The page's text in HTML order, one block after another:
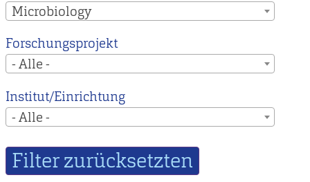
Microbiology
Forschungsprojekt
- Alle -
Institut/Einrichtung
- Alle -